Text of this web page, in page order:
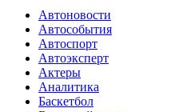
Автоновости
Автособытия
Автоспорт
Автоэксперт
Актеры
Аналитика
Баскетбол